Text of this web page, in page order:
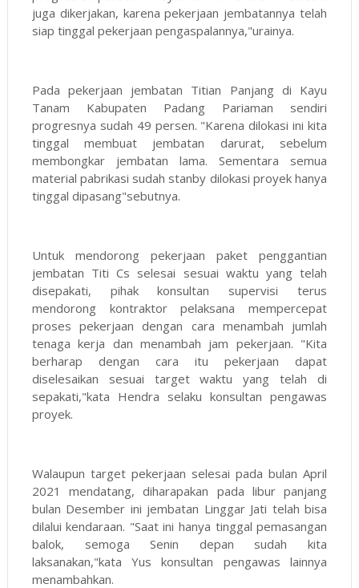
juga dikerjakan, karena pekerjaan jembatannya telah
siap tinggal pekerjaan pengaspalannya,"urainya.
Pada pekerjaan jembatan Titian Panjang di Kayu
Tanam Kabupaten Padang Pariaman sendiri
progresnya sudah 49 persen. "Karena dilokasi ini kita
tinggal membuat jembatan darurat, sebelum
membongkar jembatan lama. Sementara semua
material pabrikasi sudah stanby dilokasi proyek hanya
tinggal dipasang"sebutnya.
Untuk mendorong pekerjaan paket penggantian
jembatan Titi Cs selesai sesuai waktu yang telah
disepakati, pihak konsultan supervisi terus
mendorong kontraktor pelaksana mempercepat
proses pekerjaan dengan cara menambah jumlah
tenaga kerja dan menambah jam pekerjaan. "Kita
berharap dengan cara itu pekerjaan dapat
diselesaikan sesuai target waktu yang telah di
sepakati,"kata Hendra selaku konsultan pengawas
proyek.
Walaupun target pekerjaan selesai pada bulan April
2021 mendatang, diharapakan pada libur panjang
bulan Desember ini jembatan Linggar Jati telah bisa
dilalui kendaraan. "Saat ini hanya tinggal pemasangan
balok, semoga Senin depan sudah kita
laksanakan,"kata Yus konsultan pengawas lainnya
menambahkan.